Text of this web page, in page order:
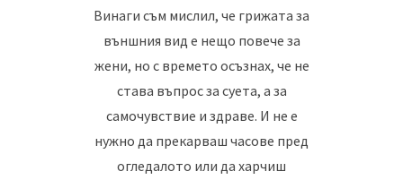
Винаги съм мислил, че грижата за
външния вид е нещо повече за
жени, но с времето осъзнах, че не
става въпрос за суета, а за
самочувствие и здраве. И не е
нужно да прекарваш часове пред
огледалото или да харчиш